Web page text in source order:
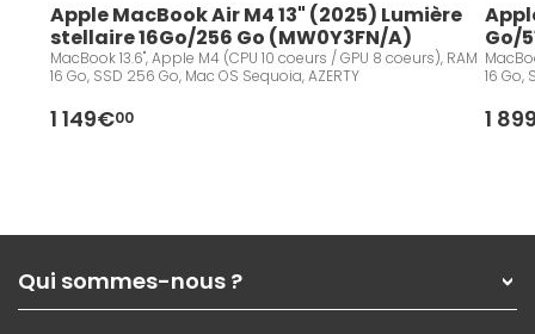
Apple MacBook Air M4 13" (2025) Lumière
stellaire 16Go/256 Go (MW0Y3FN/A)
MacBook 13.6", Apple M4 (CPU 10 coeurs / GPU 8 coeurs), RAM
16 Go, SSD 256 Go, Mac OS Sequoia, AZERTY
1 149€00
Go/
16 Go,
1
Qui sommes-nous ?